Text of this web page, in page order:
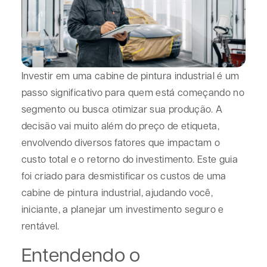
Investir em uma cabine de pintura industrial é um
passo significativo para quem está começando no
segmento ou busca otimizar sua produção. A
decisão vai muito além do preço de etiqueta,
envolvendo diversos fatores que impactam o
custo total e o retorno do investimento. Este guia
foi criado para desmistificar os custos de uma
cabine de pintura industrial, ajudando você,
iniciante, a planejar um investimento seguro e
rentável.
Entendendo o